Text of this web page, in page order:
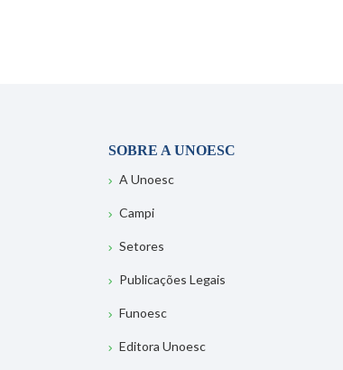
SOBRE A UNOESC
A Unoesc
Campi
Setores
Publicações Legais
Funoesc
Editora Unoesc